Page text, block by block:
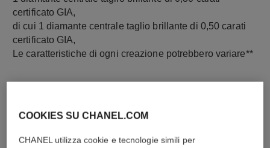
certificato GIA,
di cui 1 diamante centrale taglio brillante di 0,50 carati
certificato GIA,
Le caratteristiche di ogni creazione potrebbero variare**
COOKIES SU CHANEL.COM
CHANEL utilizza cookie e tecnologie simili per